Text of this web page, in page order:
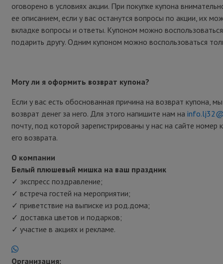
оговорено в условиях акции. При покупке купона
ее описанием, если у вас останутся вопросы по акции, их
вкладке вопросы и ответы. Купоном можно
подарить другу. Одним купоном можно воспользоваться
Могу ли я оформить возврат купона?
Если у вас есть обоснованная причина на возврат купона,
возврат денег за него. Для этого напишите нам на
почту, под которой зарегистрированы у нас на сайте номер
его возврата.
О компании
Белый плюшевый мишка на ваш праздник
✓ экспресс поздравление;
✓ встреча гостей на мероприятии;
✓ приветствие на выписке из род.дома;
✓ доставка цветов и подарков;
✓ участие в акциях и рекламе.
Организация: